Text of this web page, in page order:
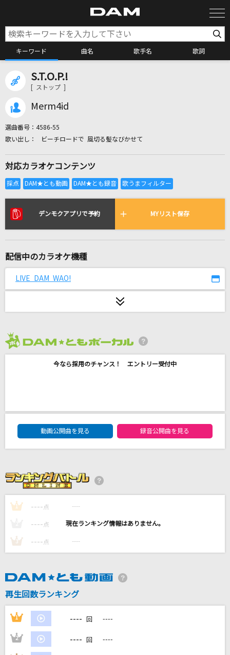
キーワード 曲名 歌手名 歌詞
全国りれき
リアルタイムで歌われている曲の一覧
[生音]君の知らない物語
ルカルカ★ナイトフィーバー
BELOVED
市川由紀乃
[生音]CHAINSAW BLOOD
ザムザ
Official髭男dism
S.T.O.P.!
[ ストップ ]
Merm4id
選曲番号： 4586-55
ビーチロードで 風切る髪なびかせて
対応カラオケコンテンツ
デンモクアプリで予約 MYリスト保存
配信中のカラオケ機種
LIVE DAM WAO!
今なら採用のチャンス！ エントリー受付中
DAM★ともボーカルエントリーランキング
動画公開曲を見る
録音公開曲を見る
1 ---- 点 ----
---- 点 ----
3 ---- 点 ----
再生回数ランキング
1 ---- 回 ----
2 ---- 回 ----